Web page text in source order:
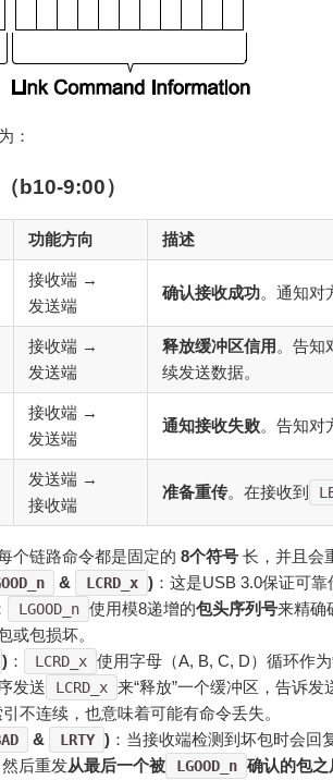
：
b10-9:00）
功能方向 描述
接收端 →
发送端
确认接收成功。通知对
接收端 →
发送端
释放缓冲区信用 。告知
续发送数据。
接收端 →
发送端
通知接收失败。告知对
发送端 →
接收端
准备重传。在接收到
个链路命令都是固定的 8个符号长，并且会
& LCRD_x )：这是USB 3.0保证可靠
LGOOD_n 使用模8递增的包头序列号来精确
或包损坏。
) ： LCRD_x 使用字母（A, B, C, D）循环作
发送
LCRD_x 来“释放”一个缓冲区，告诉发
引不连续，也意味着可能有命令丢失。
& LRTY )：当接收端检测到坏包时会回
然后重发从最后一个被 LGOOD_n 确认的包